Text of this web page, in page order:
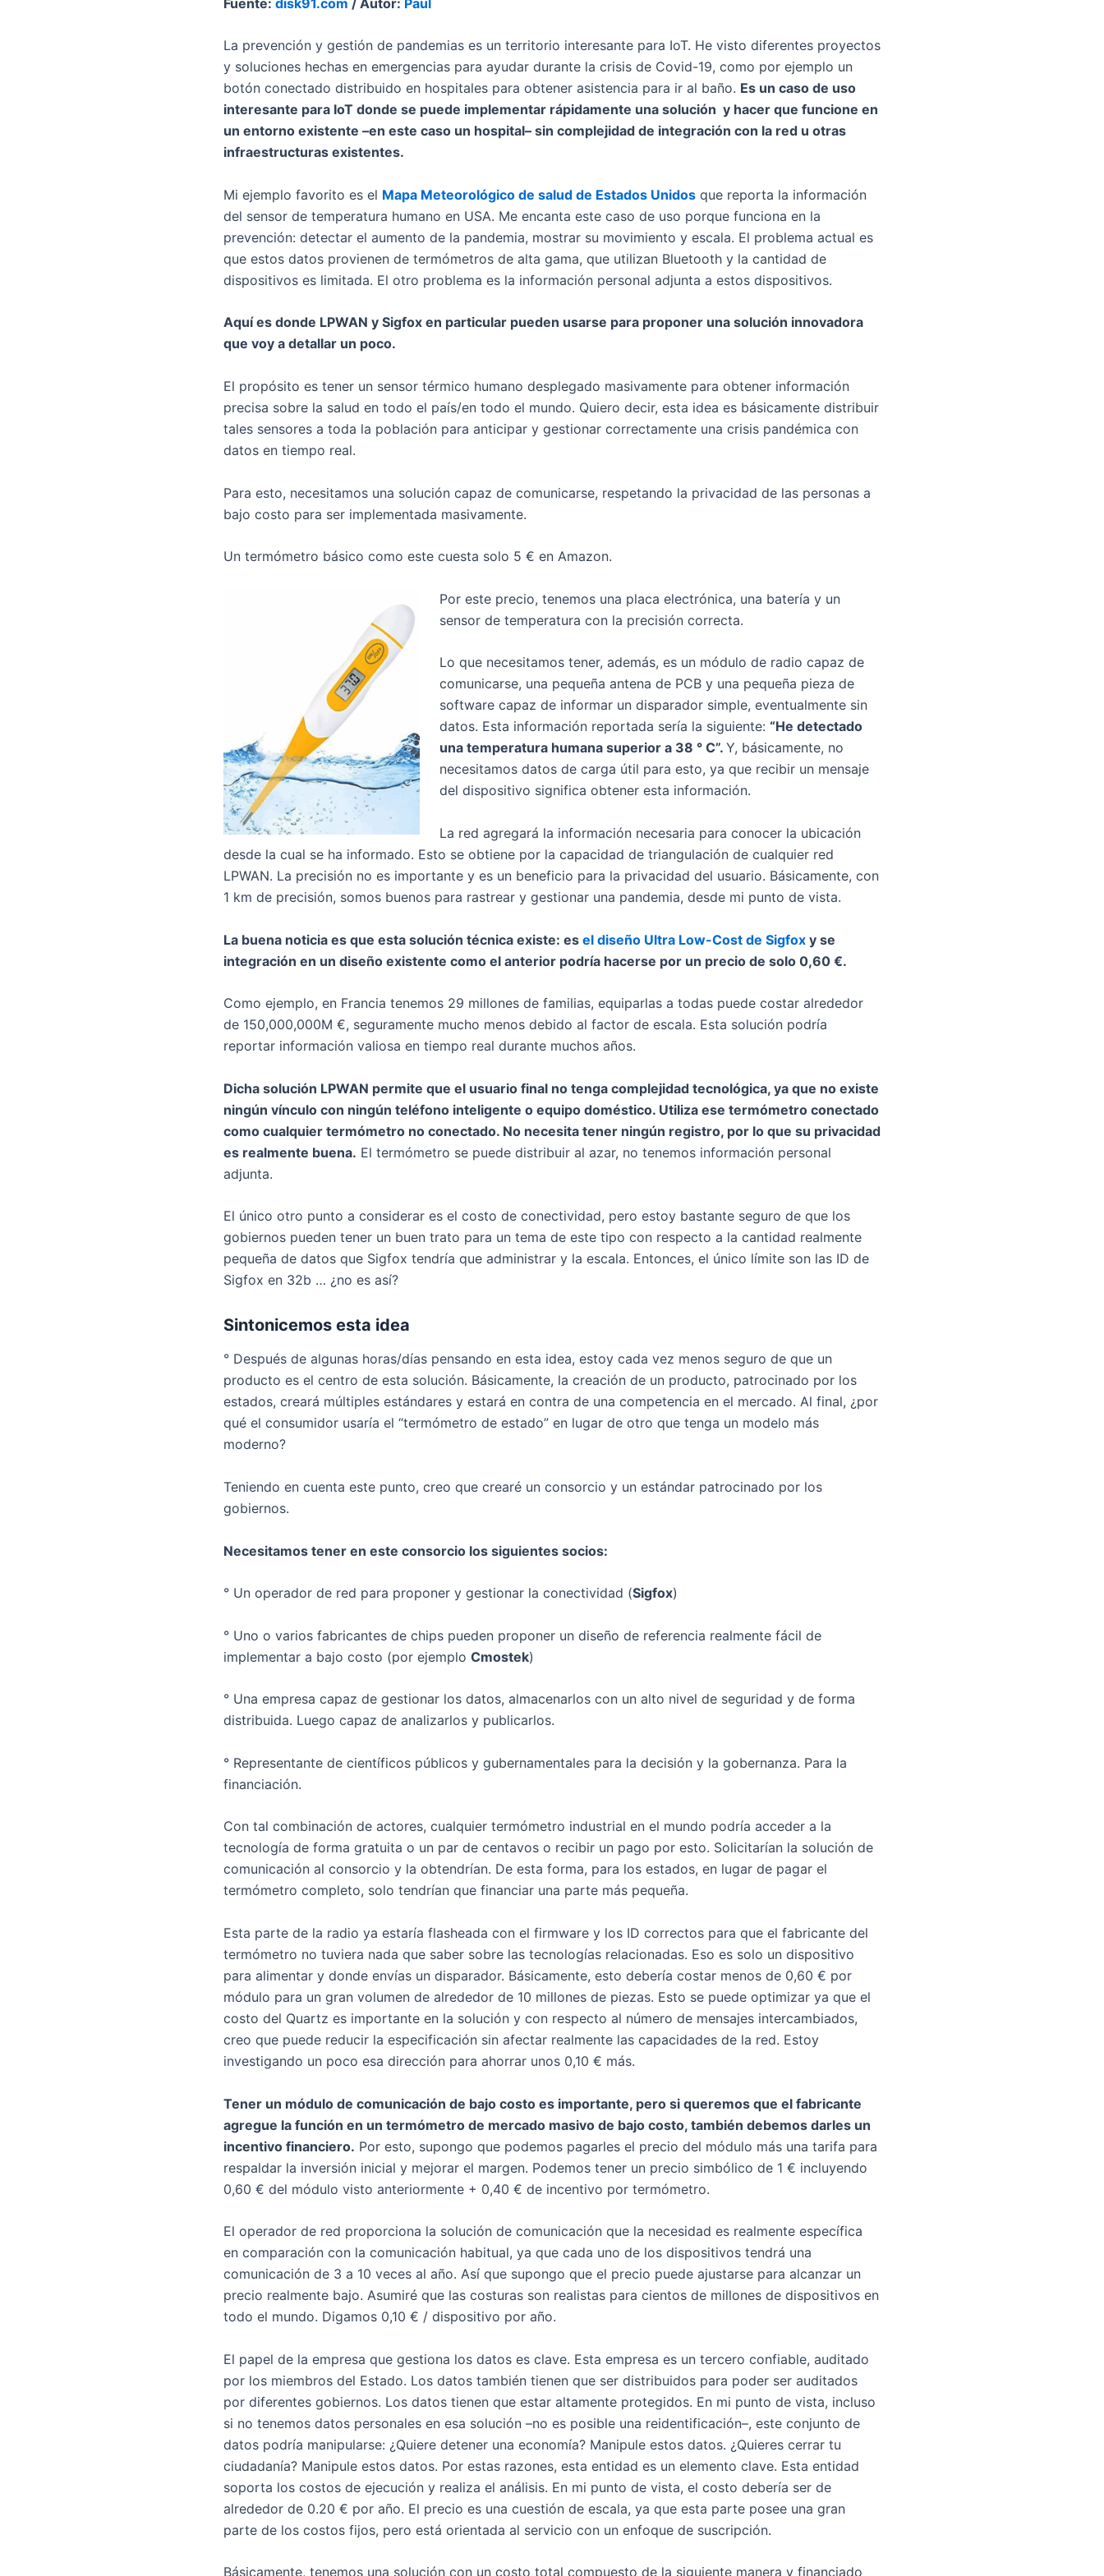
La prevención y gestión de pandemias es un territorio interesante para IoT. He visto diferentes proyectos
y soluciones hechas en emergencias para ayudar durante la crisis de Covid-19, como por ejemplo un
botón conectado distribuido en hospitales para obtener asistencia para ir al baño. Es un caso de uso
interesante para IoT donde se puede implementar rápidamente una solución y hacer que funcione en
un entorno existente –en este caso un hospital– sin complejidad de integración con la red u otras
infraestructuras existentes.
Mi ejemplo favorito es el Mapa Meteorológico de salud de Estados Unidos que reporta la información
del sensor de temperatura humano en USA. Me encanta este caso de uso porque funciona en la
prevención: detectar el aumento de la pandemia, mostrar su movimiento y escala. El problema actual es
que estos datos provienen de termómetros de alta gama, que utilizan Bluetooth y la cantidad de
dispositivos es limitada. El otro problema es la información personal adjunta a estos dispositivos.
Aquí es donde LPWAN y Sigfox en particular pueden usarse para proponer una solución innovadora
que voy a detallar un poco.
El propósito es tener un sensor térmico humano desplegado masivamente para obtener información
precisa sobre la salud en todo el país/en todo el mundo. Quiero decir, esta idea es básicamente distribuir
tales sensores a toda la población para anticipar y gestionar correctamente una crisis pandémica con
datos en tiempo real.
Para esto, necesitamos una solución capaz de comunicarse, respetando la privacidad de las personas a
bajo costo para ser implementada masivamente.
Un termómetro básico como este cuesta solo 5 € en Amazon.
Por este precio, tenemos una placa electrónica, una batería y un
sensor de temperatura con la precisión correcta.
Lo que necesitamos tener, además, es un módulo de radio capaz de
comunicarse, una pequeña antena de PCB y una pequeña pieza de
software capaz de informar un disparador simple, eventualmente sin
datos. Esta información reportada sería la siguiente: “He detectado
una temperatura humana superior a 38 ° C”. Y, básicamente, no
necesitamos datos de carga útil para esto, ya que recibir un mensaje
del dispositivo significa obtener esta información.
La red agregará la información necesaria para conocer la ubicación
desde la cual se ha informado. Esto se obtiene por la capacidad de triangulación de cualquier red
LPWAN. La precisión no es importante y es un beneficio para la privacidad del usuario. Básicamente, con
1 km de precisión, somos buenos para rastrear y gestionar una pandemia, desde mi punto de vista.
La buena noticia es que esta solución técnica existe: es el diseño Ultra Low-Cost de Sigfox y se
integración en un diseño existente como el anterior podría hacerse por un precio de solo 0,60 €.
Como ejemplo, en Francia tenemos 29 millones de familias, equiparlas a todas puede costar alrededor
de 150,000,000M €, seguramente mucho menos debido al factor de escala. Esta solución podría
reportar información valiosa en tiempo real durante muchos años.
Dicha solución LPWAN permite que el usuario final no tenga complejidad tecnológica, ya que no existe
ningún vínculo con ningún teléfono inteligente o equipo doméstico. Utiliza ese termómetro conectado
como cualquier termómetro no conectado. No necesita tener ningún registro, por lo que su privacidad
es realmente buena. El termómetro se puede distribuir al azar, no tenemos información personal
adjunta.
El único otro punto a considerar es el costo de conectividad, pero estoy bastante seguro de que los
gobiernos pueden tener un buen trato para un tema de este tipo con respecto a la cantidad realmente
pequeña de datos que Sigfox tendría que administrar y la escala. Entonces, el único límite son las ID de
Sigfox en 32b … ¿no es así?
Sintonicemos esta idea
° Después de algunas horas/días pensando en esta idea, estoy cada vez menos seguro de que un
producto es el centro de esta solución. Básicamente, la creación de un producto, patrocinado por los
estados, creará múltiples estándares y estará en contra de una competencia en el mercado. Al final, ¿por
qué el consumidor usaría el “termómetro de estado” en lugar de otro que tenga un modelo más
moderno?
Teniendo en cuenta este punto, creo que crearé un consorcio y un estándar patrocinado por los
gobiernos.
Necesitamos tener en este consorcio los siguientes socios:
° Un operador de red para proponer y gestionar la conectividad (Sigfox)
° Uno o varios fabricantes de chips pueden proponer un diseño de referencia realmente fácil de
implementar a bajo costo (por ejemplo Cmostek)
° Una empresa capaz de gestionar los datos, almacenarlos con un alto nivel de seguridad y de forma
distribuida. Luego capaz de analizarlos y publicarlos.
° Representante de científicos públicos y gubernamentales para la decisión y la gobernanza. Para la
financiación.
Con tal combinación de actores, cualquier termómetro industrial en el mundo podría acceder a la
tecnología de forma gratuita o un par de centavos o recibir un pago por esto. Solicitarían la solución de
comunicación al consorcio y la obtendrían. De esta forma, para los estados, en lugar de pagar el
termómetro completo, solo tendrían que financiar una parte más pequeña.
Esta parte de la radio ya estaría flasheada con el firmware y los ID correctos para que el fabricante del
termómetro no tuviera nada que saber sobre las tecnologías relacionadas. Eso es solo un dispositivo
para alimentar y donde envías un disparador. Básicamente, esto debería costar menos de 0,60 € por
módulo para un gran volumen de alrededor de 10 millones de piezas. Esto se puede optimizar ya que el
costo del Quartz es importante en la solución y con respecto al número de mensajes intercambiados,
creo que puede reducir la especificación sin afectar realmente las capacidades de la red. Estoy
investigando un poco esa dirección para ahorrar unos 0,10 € más.
Tener un módulo de comunicación de bajo costo es importante, pero si queremos que el fabricante
agregue la función en un termómetro de mercado masivo de bajo costo, también debemos darles un
incentivo financiero. Por esto, supongo que podemos pagarles el precio del módulo más una tarifa para
respaldar la inversión inicial y mejorar el margen. Podemos tener un precio simbólico de 1 € incluyendo
0,60 € del módulo visto anteriormente + 0,40 € de incentivo por termómetro.
El operador de red proporciona la solución de comunicación que la necesidad es realmente específica
en comparación con la comunicación habitual, ya que cada uno de los dispositivos tendrá una
comunicación de 3 a 10 veces al año. Así que supongo que el precio puede ajustarse para alcanzar un
precio realmente bajo. Asumiré que las costuras son realistas para cientos de millones de dispositivos en
todo el mundo. Digamos 0,10 € / dispositivo por año.
El papel de la empresa que gestiona los datos es clave. Esta empresa es un tercero confiable, auditado
por los miembros del Estado. Los datos también tienen que ser distribuidos para poder ser auditados
por diferentes gobiernos. Los datos tienen que estar altamente protegidos. En mi punto de vista, incluso
si no tenemos datos personales en esa solución –no es posible una reidentificación–, este conjunto de
datos podría manipularse: ¿Quiere detener una economía? Manipule estos datos. ¿Quieres cerrar tu
ciudadanía? Manipule estos datos. Por estas razones, esta entidad es un elemento clave. Esta entidad
soporta los costos de ejecución y realiza el análisis. En mi punto de vista, el costo debería ser de
alrededor de 0.20 € por año. El precio es una cuestión de escala, ya que esta parte posee una gran
parte de los costos fijos, pero está orientada al servicio con un enfoque de suscripción.
Básicamente, tenemos una solución con un costo total compuesto de la siguiente manera y financiado